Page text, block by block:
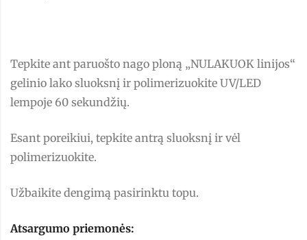
Tepkite ant paruošto nago ploną „NULAKUOK linijos“
gelinio lako sluoksnį ir polimerizuokite UV/LED
lempoje 60 sekundžių.
Esant poreikiui, tepkite antrą sluoksnį ir vėl
polimerizuokite.
Užbaikite dengimą pasirinktu topu.
Atsargumo priemonės: